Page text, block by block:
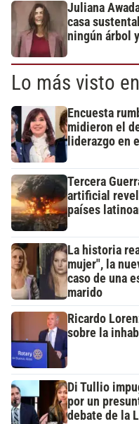
Juliana
casa
ningún árbol
Lo más visto
Encuesta
midieron el
liderazgo en
Tercera
artificial
países
La historia
mujer", la
caso de una
marido
Ricardo
sobre la
Di Tullio
por un
debate de la